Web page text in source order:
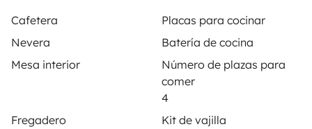
Cafetera
Placas para cocinar
Nevera
Batería de cocina
Mesa interior
Número de plazas para
comer
4
Fregadero
Kit de vajilla
ALQUILER AUTOCARAVANAS
¿Cómo funciona?
Tus primeros pasos en autocaravana